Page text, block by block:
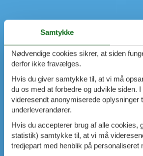
Samtykke
Nødvendige cookies sikrer, at siden
derfor ikke fravælges.
Hvis du giver samtykke til, at vi må
du os med at forbedre og udvikle siden.
videresendt anonymiserede oplysninger
underleverandører.
Hvis du accepterer brug af alle cookies,
statistik) samtykke til, at vi må
tredjepart med henblik på personaliseret